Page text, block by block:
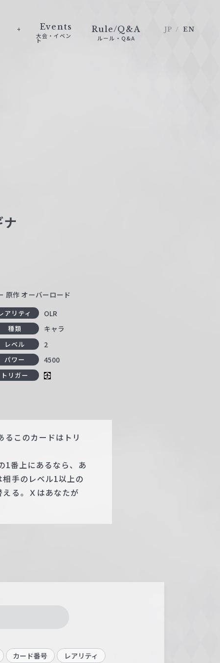
Events
大会・イベン
ト
Rule/Q&A
ルール・Q&A
JP EN
原作 オーバーロード
アリティ OLR
種類 キャラ
レベル 2
パワー 4500
トリガー
るこのカードはトリ
1番上にあるなら、あ
手のレベル1以上の
る。Ｘはあなたが
カード番号 レアリティ